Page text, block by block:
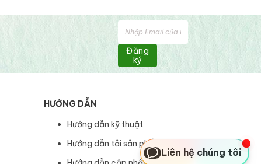
Đăng
ký
HƯỚNG DẪN
Hướng dẫn kỹ thuật
Hướng dẫn tải sản phẩm
Liên hệ chúng tôi